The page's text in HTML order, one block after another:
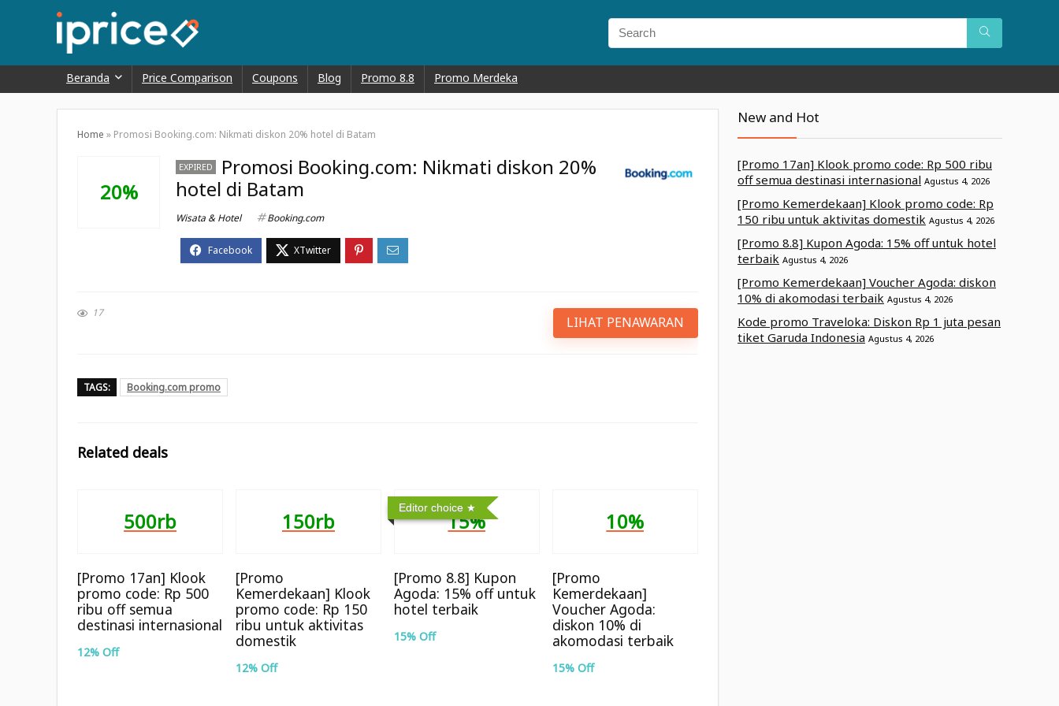
Beranda Price Comparison Coupons Blog Promo 8.8 Promo Merdeka
Home » Promosi Booking.com: Nikmati diskon 20% hotel di Batam
20%
EXPIRED
Promosi Booking.com: Nikmati diskon 20%
hotel di Batam
Wisata & Hotel Booking.com
17
LIHAT PENAWARAN
TAGS: Booking.com promo
Related deals
500rb
[Promo 17an] Klook
promo code: Rp 500
ribu off semua
destinasi internasional
12% Off
150rb
[Promo
Kemerdekaan] Klook
promo code: Rp 150
ribu untuk aktivitas
domestik
12% Off
Editor choice
15%
[Promo 8.8] Kupon
Agoda: 15% off untuk
hotel terbaik
15% Off
10%
[Promo
Kemerdekaan]
Voucher Agoda:
diskon 10% di
akomodasi terbaik
15% Off
New and Hot
[Promo 17an] Klook promo code: Rp 500 ribu
off semua destinasi internasional Agustus 4, 2026
[Promo Kemerdekaan] Klook promo code: Rp
150 ribu untuk aktivitas domestik Agustus 4, 2026
[Promo 8.8] Kupon Agoda: 15% off untuk hotel
terbaik Agustus 4, 2026
[Promo Kemerdekaan] Voucher Agoda: diskon
10% di akomodasi terbaik Agustus 4, 2026
Kode promo Traveloka: Diskon Rp 1 juta pesan
tiket Garuda Indonesia Agustus 4, 2026